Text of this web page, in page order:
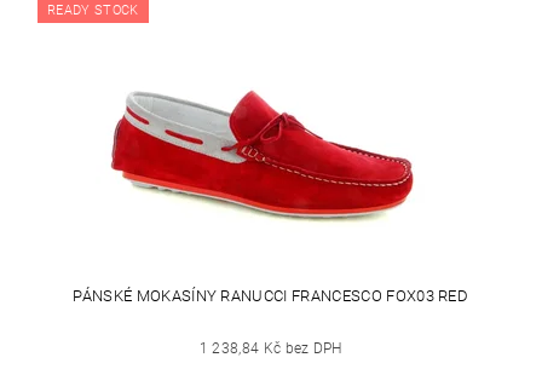
READY STOCK
PÁNSKÉ MOKASÍNY RANUCCI FRANCESCO FOX03 RED
1 238,84 Kč bez DPH